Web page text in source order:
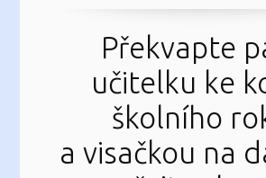
Překvapte
učitelku ke
školního
a visačkou na